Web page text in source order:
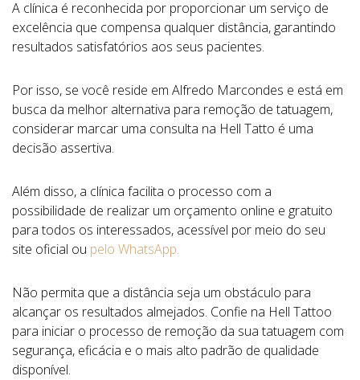
A clínica é reconhecida por proporcionar um serviço de
excelência que compensa qualquer distância, garantindo
resultados satisfatórios aos seus pacientes.
Por isso, se você reside em Alfredo Marcondes e está em
busca da melhor alternativa para remoção de tatuagem,
considerar marcar uma consulta na Hell Tatto é uma
decisão assertiva.
Além disso, a clínica facilita o processo com a
possibilidade de realizar um orçamento online e gratuito
para todos os interessados, acessível por meio do seu
site oficial ou pelo WhatsApp.
Não permita que a distância seja um obstáculo para
alcançar os resultados almejados. Confie na Hell Tattoo
para iniciar o processo de remoção da sua tatuagem com
segurança, eficácia e o mais alto padrão de qualidade
disponível.